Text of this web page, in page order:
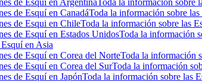
de Esquí en ArgentinaToda la información sobre
de Esquí en CanadáToda la información sobre
de Esqui en ChileToda la información sobre las
de Esquí en Estados UnidosToda la información
en Asia
de Esquí en Corea del NorteToda la información
de Esquí en Corea del SurToda la información
de Esquí en JapónToda la información sobre las